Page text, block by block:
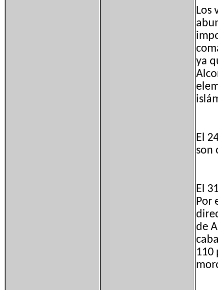
Los
ya
El
son
El
Por
de
110